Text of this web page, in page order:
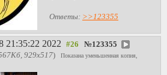
Ответы: >>123355
21:35:22 2022 №123355
929x517)
Показана уменьшенная копия,